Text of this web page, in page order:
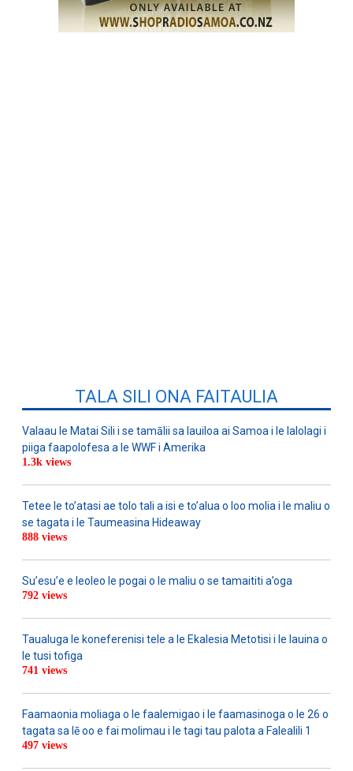
TALA SILI ONA FAITAULIA
Valaau le Matai Sili i se tamālii sa lauiloa ai Samoa i le lalolagi i
piiga faapolofesa a le WWF i Amerika
1.3k views
Tetee le to’atasi ae tolo tali a isi e to’alua o loo molia i le maliu o
se tagata i le Taumeasina Hideaway
888 views
Su’esu’e e leoleo le pogai o le maliu o se tamaititi a’oga
792 views
Taualuga le koneferenisi tele a le Ekalesia Metotisi i le lauina o
le tusi tofiga
741 views
Faamaonia moliaga o le faalemigao i le faamasinoga o le 26 o
tagata sa lē oo e fai molimau i le tagi tau palota a Falealili 1
497 views